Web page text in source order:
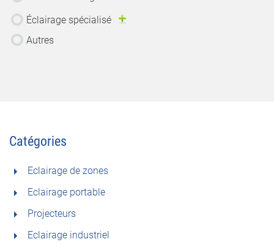
Éclairage spécialisé
Autres
Catégories
Eclairage de zones
Eclairage portable
Projecteurs
Eclairage industriel